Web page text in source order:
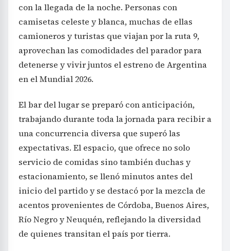
con la llegada de la noche. Personas con
camisetas celeste y blanca, muchas de ellas
camioneros y turistas que viajan por la ruta 9,
aprovechan las comodidades del parador para
detenerse y vivir juntos el estreno de Argentina
en el Mundial 2026.
El bar del lugar se preparó con anticipación,
trabajando durante toda la jornada para recibir a
una concurrencia diversa que superó las
expectativas. El espacio, que ofrece no solo
servicio de comidas sino también duchas y
estacionamiento, se llenó minutos antes del
inicio del partido y se destacó por la mezcla de
acentos provenientes de Córdoba, Buenos Aires,
Río Negro y Neuquén, reflejando la diversidad
de quienes transitan el país por tierra.